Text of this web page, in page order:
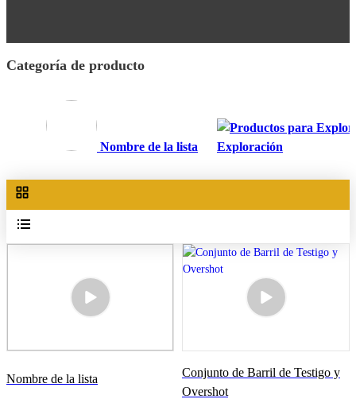
Categoría de producto
Nombre de la lista Exploración
Nombre de la lista
Conjunto de Barril de Testigo y
Overshot